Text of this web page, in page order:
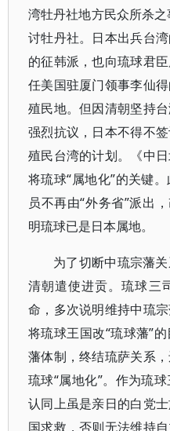
湾牡丹社地方民众所杀
讨牡丹社。日本出兵台
的征韩派，也向琉球君
任美国驻厦门领事李仙
殖民地。但因清朝坚持
强烈抗议，日本不得不
殖民台湾的计划。《中
将琉球“属地化”的关键
员不再由“外务省”派出
明琉球已是日本属地。
为了切断中琉宗藩
清朝遣使进贡。琉球三
命，多次说明维持中琉
将琉球王国改“琉球藩”
藩体制，终结琉萨关系
琉球“属地化”。作为琉
认同上虽是亲日的白党
国求救，否则无法维持